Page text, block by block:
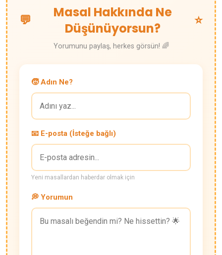
💬
Masal Hakkında Ne
Düşünüyorsun?
⭐
Yorumunu paylaş, herkes görsün! 🌈
🧒 Adın Ne?
📧 E-posta (İsteğe bağlı)
Yeni masallardan haberdar olmak için
💭 Yorumun